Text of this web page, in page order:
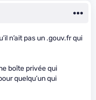
n’ait pas un .gouv.fr qui
boîte privée qui
quelqu’un qui